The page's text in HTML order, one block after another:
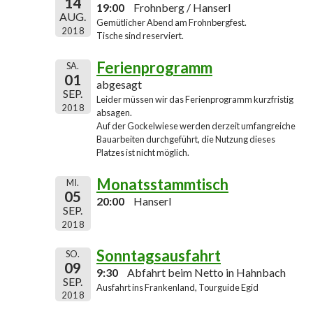
AUG.
2018
19:00 Frohnberg / Hanserl
Gemütlicher Abend am Frohnbergfest.
Tische sind reserviert.
SA.
01
SEP.
2018
Ferienprogramm
abgesagt
Leider müssen wir das Ferienprogramm kurzfristig
absagen.
Auf der Gockelwiese werden derzeit umfangreiche
Bauarbeiten durchgeführt, die Nutzung dieses
Platzes ist nicht möglich.
MI.
05
SEP.
2018
Monatsstammtisch
20:00 Hanserl
SO.
09
SEP.
2018
Sonntagsausfahrt
9:30 Abfahrt beim Netto in Hahnbach
Ausfahrt ins Frankenland, Tourguide Egid